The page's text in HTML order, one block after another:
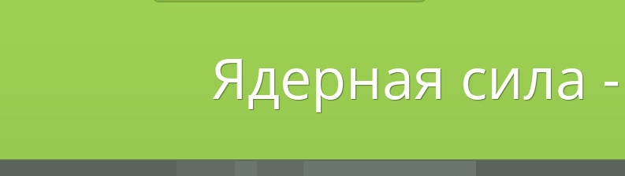
Ядерная сила